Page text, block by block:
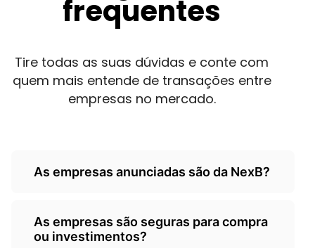
frequentes
Tire todas as suas dúvidas e conte com
quem mais entende de transações entre
empresas no mercado.
As empresas anunciadas são da NexB?
Não, as empresas são de
terceiros/empresarios e a Nexb atua
As empresas são seguras para compra
ou investimentos?